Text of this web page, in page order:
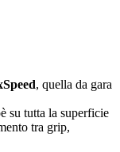
, quella da gara
su tutta la superficie
tra grip,